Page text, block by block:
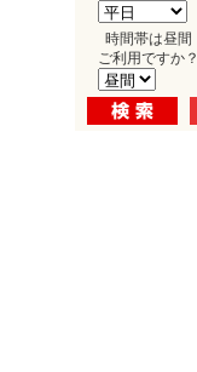
時間帯は昼間
ご利用ですか？